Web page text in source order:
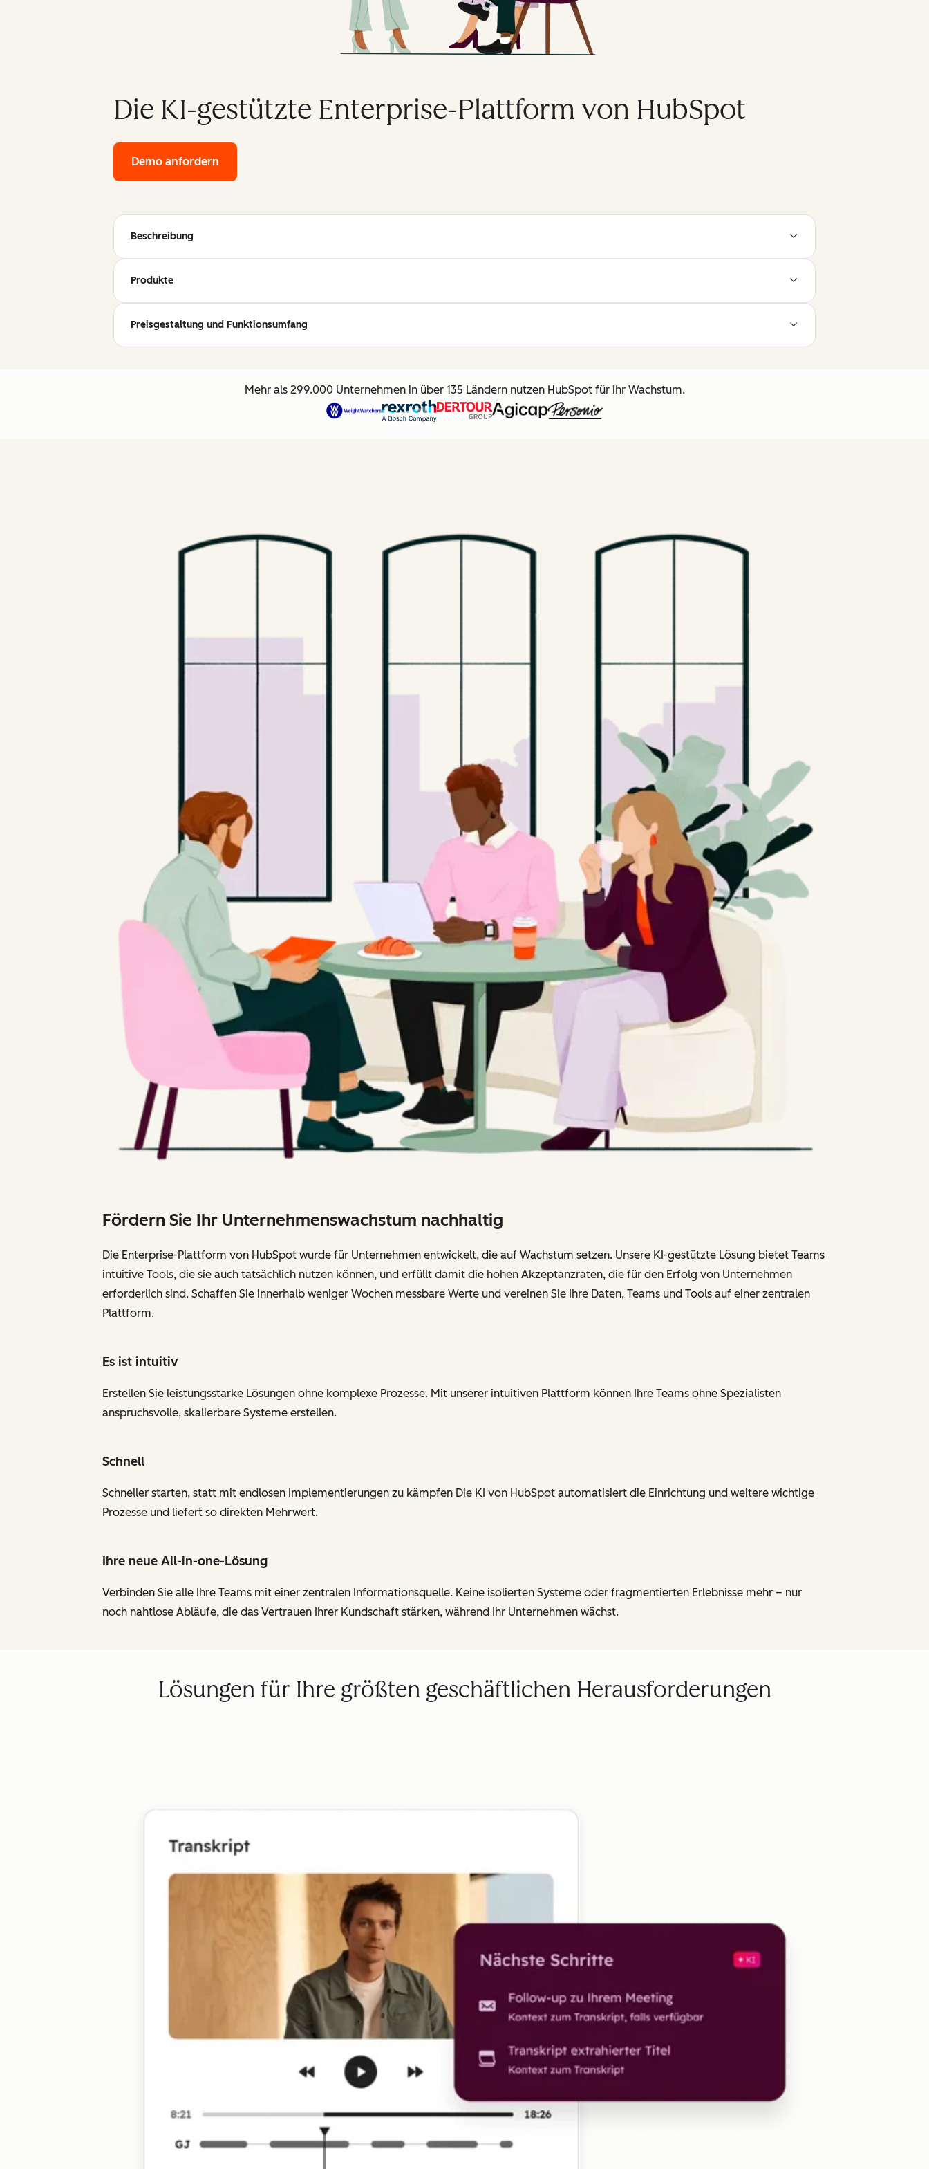
Die KI-gestützte Enterprise-Plattform von HubSpot
Demo anfordern
Beschreibung
Produkte
Preisgestaltung und Funktionsumfang
Mehr als 299.000 Unternehmen in über 135 Ländern nutzen HubSpot für ihr Wachstum.
Fördern Sie Ihr Unternehmenswachstum nachhaltig
Die Enterprise-Plattform von HubSpot wurde für Unternehmen entwickelt, die auf Wachstum setzen. Unsere KI-gestützte Lösung bietet Teams
intuitive Tools, die sie auch tatsächlich nutzen können, und erfüllt damit die hohen Akzeptanzraten, die für den Erfolg von Unternehmen
erforderlich sind. Schaffen Sie innerhalb weniger Wochen messbare Werte und vereinen Sie Ihre Daten, Teams und Tools auf einer zentralen
Plattform.
Es ist intuitiv
Erstellen Sie leistungsstarke Lösungen ohne komplexe Prozesse. Mit unserer intuitiven Plattform können Ihre Teams ohne Spezialisten
anspruchsvolle, skalierbare Systeme erstellen.
Schnell
Schneller starten, statt mit endlosen Implementierungen zu kämpfen Die KI von HubSpot automatisiert die Einrichtung und weitere wichtige
Prozesse und liefert so direkten Mehrwert.
Ihre neue All-in-one-Lösung
Verbinden Sie alle Ihre Teams mit einer zentralen Informationsquelle. Keine isolierten Systeme oder fragmentierten Erlebnisse mehr – nur
noch nahtlose Abläufe, die das Vertrauen Ihrer Kundschaft stärken, während Ihr Unternehmen wächst.
Lösungen für Ihre größten geschäftlichen Herausforderungen